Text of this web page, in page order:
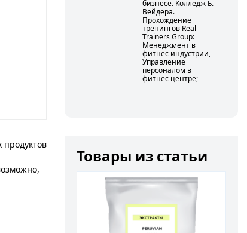
продуктов
бизнесе. Колледж Б.
Вейдера.
Прохождение
тренингов Real
Trainers Group:
Менеджмент в
фитнес индустрии,
Управление
персоналом в
фитнес центре;
Товары из статьи